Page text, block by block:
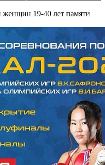
19-40 лет памяти